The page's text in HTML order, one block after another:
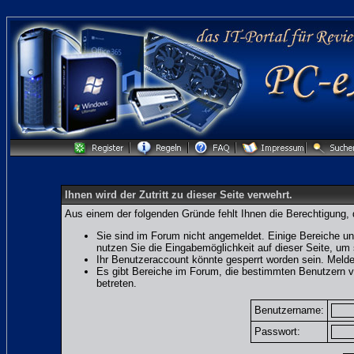
Ihnen wird der Zutritt zu dieser Seite verwehrt.
Aus einem der folgenden Gründe fehlt Ihnen die
Sie sind im Forum nicht angemeldet. Einige Bereiche
nutzen Sie die Eingabemöglichkeit auf dieser Seite,
Ihr Benutzeraccount könnte gesperrt worden sein.
Es gibt Bereiche im Forum, die bestimmten Benutzern
betreten.
Benutzername:
Passwort: